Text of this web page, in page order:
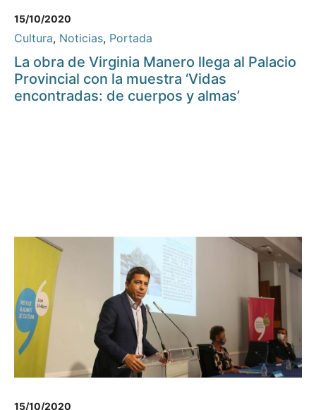
15/10/2020
Cultura, Noticias, Portada
La obra de Virginia Manero llega al Palacio
Provincial con la muestra ‘Vidas
encontradas: de cuerpos y almas’
15/10/2020